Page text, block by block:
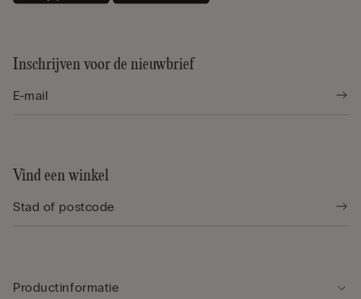
Inschrijven voor de nieuwbrief
Vind een winkel
Productinformatie